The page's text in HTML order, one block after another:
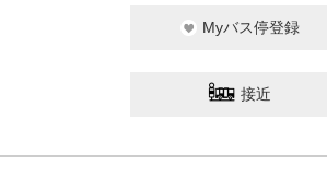
Myバス停登録
接近